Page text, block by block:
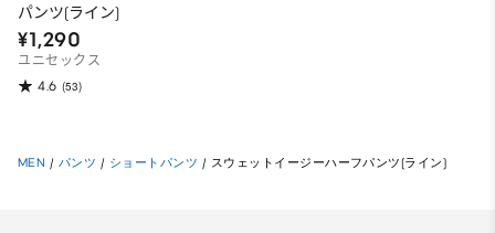
パンツ(ライン)
¥1,290
ユニセックス
4.6 (53)
MEN / パンツ / ショートパンツ / スウェットイージーハーフパンツ(ライン)